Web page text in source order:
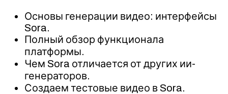
Основы генерации видео: интерфейсы
Sora.
Полный обзор функционала
платформы.
Чем Sora отличается от других ии-
генераторов.
Создаем тестовые видео в Sora.